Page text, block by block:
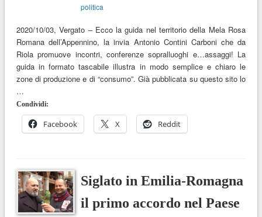
politica
2020/10/03, Vergato – Ecco la guida nel territorio della Mela Rosa
Romana dell’Appennino, la invia Antonio Contini Carboni che da
Riola promuove incontri, conferenze sopralluoghi e…assaggi! La
guida in formato tascabile illustra in modo semplice e chiaro le
zone di produzione e di “consumo”. Già pubblicata su questo sito lo
…
Condividi:
Facebook X Reddit
Siglato in Emilia-Romagna
il primo accordo nel Paese